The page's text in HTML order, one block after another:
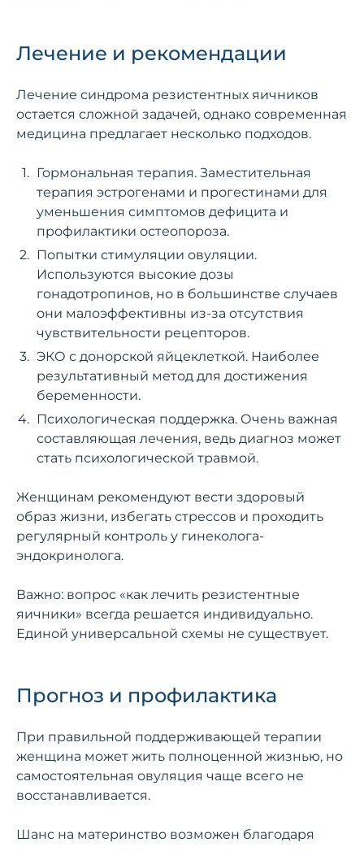
Лечение и рекомендации
Лечение синдрома резистентных яичников
остается сложной задачей, однако современная
медицина предлагает несколько подходов.
Гормональная терапия. Заместительная
терапия эстрогенами и прогестинами для
уменьшения симптомов дефицита и
профилактики остеопороза.
Попытки стимуляции овуляции.
Используются высокие дозы
гонадотропинов, но в большинстве случаев
они малоэффективны из-за отсутствия
чувствительности рецепторов.
ЭКО с донорской яйцеклеткой. Наиболее
результативный метод для достижения
беременности.
Психологическая поддержка. Очень важная
составляющая лечения, ведь диагноз может
стать психологической травмой.
Женщинам рекомендуют вести здоровый
образ жизни, избегать стрессов и проходить
регулярный контроль у гинеколога-
эндокринолога.
Важно: вопрос «как лечить резистентные
яичники» всегда решается индивидуально.
Единой универсальной схемы не существует.
Прогноз и профилактика
При правильной поддерживающей терапии
женщина может жить полноценной жизнью, но
самостоятельная овуляция чаще всего не
восстанавливается.
Шанс на материнство возможен благодаря